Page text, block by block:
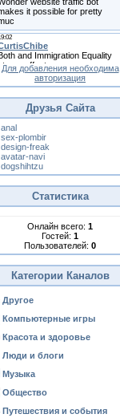
Для добавления необходима
авторизация
Друзья Сайта
anal
sex-plombir
design-freak
avatar-navi
dogshihtzu
Статистика
Онлайн всего: 1
Гостей: 1
Пользователей: 0
Категории Каналов
Другое
Компьютерные игры
Красота и здоровье
Люди и блоги
Музыка
Общество
Путешествия и события